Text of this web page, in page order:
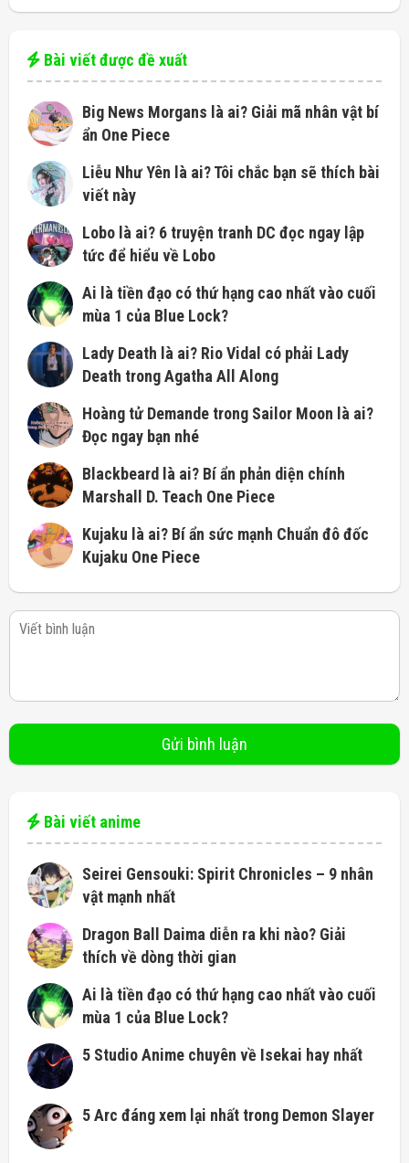
Bài viết được đề xuất
Big News Morgans là ai? Giải mã nhân vật bí
ẩn One Piece
Liễu Như Yên là ai? Tôi chắc bạn sẽ thích bài
viết này
Lobo là ai? 6 truyện tranh DC đọc ngay lập
tức để hiểu về Lobo
Ai là tiền đạo có thứ hạng cao nhất vào cuối
mùa 1 của Blue Lock?
Lady Death là ai? Rio Vidal có phải Lady
Death trong Agatha All Along
Hoàng tử Demande trong Sailor Moon là ai?
Đọc ngay bạn nhé
Blackbeard là ai? Bí ẩn phản diện chính
Marshall D. Teach One Piece
Kujaku là ai? Bí ẩn sức mạnh Chuẩn đô đốc
Kujaku One Piece
Bài viết anime
Seirei Gensouki: Spirit Chronicles – 9 nhân
vật mạnh nhất
Dragon Ball Daima diễn ra khi nào? Giải
thích về dòng thời gian
Ai là tiền đạo có thứ hạng cao nhất vào cuối
mùa 1 của Blue Lock?
5 Studio Anime chuyên về Isekai hay nhất
5 Arc đáng xem lại nhất trong Demon Slayer